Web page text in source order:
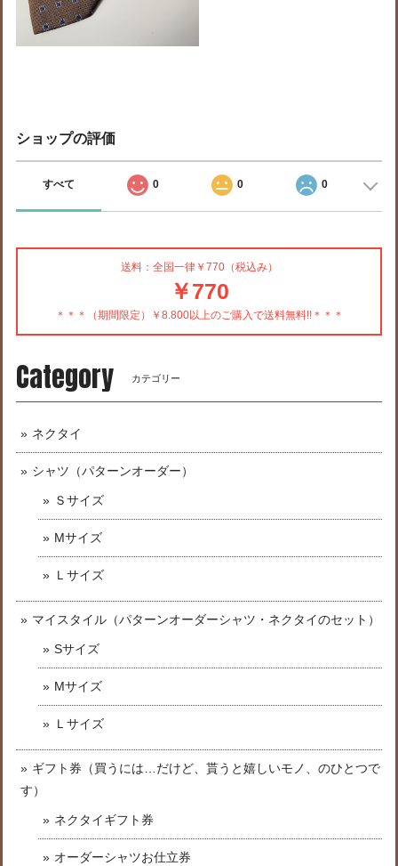
ショップの評価
すべて 0 0 0
送料：全国一律￥770（税込み）
￥770
＊＊＊（期間限定）￥8.800以上のご購入で送料無料!!＊＊＊
Category カテゴリー
ネクタイ
シャツ（パターンオーダー）
Ｓサイズ
Mサイズ
Ｌサイズ
マイスタイル（パターンオーダーシャツ・ネクタイのセット）
Sサイズ
Mサイズ
Ｌサイズ
ギフト券（買うには…だけど、貰うと嬉しいモノ、のひとつで
す）
ネクタイギフト券
オーダーシャツお仕立券